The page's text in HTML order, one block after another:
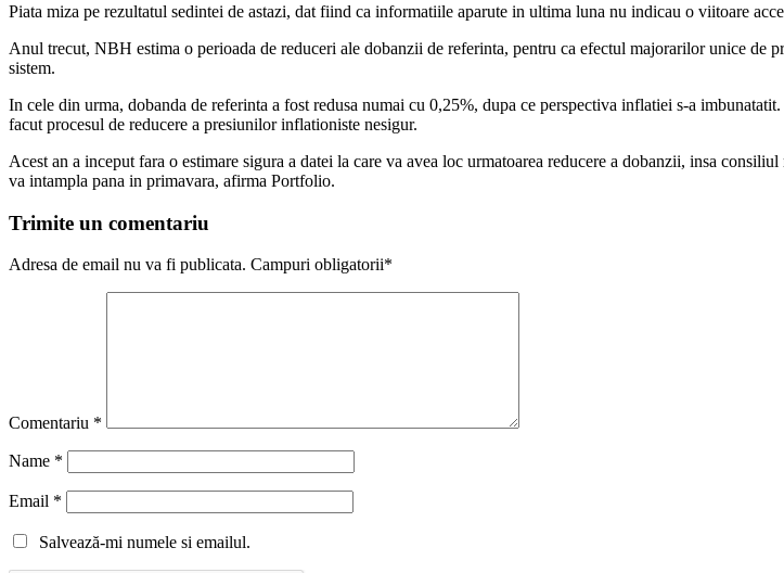
Piata miza pe rezultatul sedintei de astazi, dat fiind ca informatiile aparute in ultima luna nu indicau o viitoare
Anul trecut, NBH estima o perioada de reduceri ale dobanzii de referinta, pentru ca efectul majorarilor unice
sistem.
In cele din urma, dobanda de referinta a fost redusa numai cu 0,25%, dupa ce perspectiva inflatiei s-a
facut procesul de reducere a presiunilor inflationiste nesigur.
Acest an a inceput fara o estimare sigura a datei la care va avea loc urmatoarea reducere a dobanzii, insa
va intampla pana in primavara, afirma Portfolio.
Trimite un comentariu
Adresa de email nu va fi publicata. Campuri obligatorii*
Comentariu *
Name *
Email *
Salvează-mi numele si emailul.